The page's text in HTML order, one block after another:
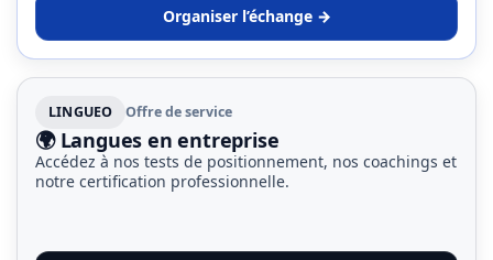
Organiser l’échange →
LINGUEO Offre de service
🌍 Langues en entreprise
Accédez à nos tests de positionnement, nos coachings et
notre certification professionnelle.